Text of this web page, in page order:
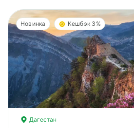
Новинка Кешбэк 3%
Дагестан